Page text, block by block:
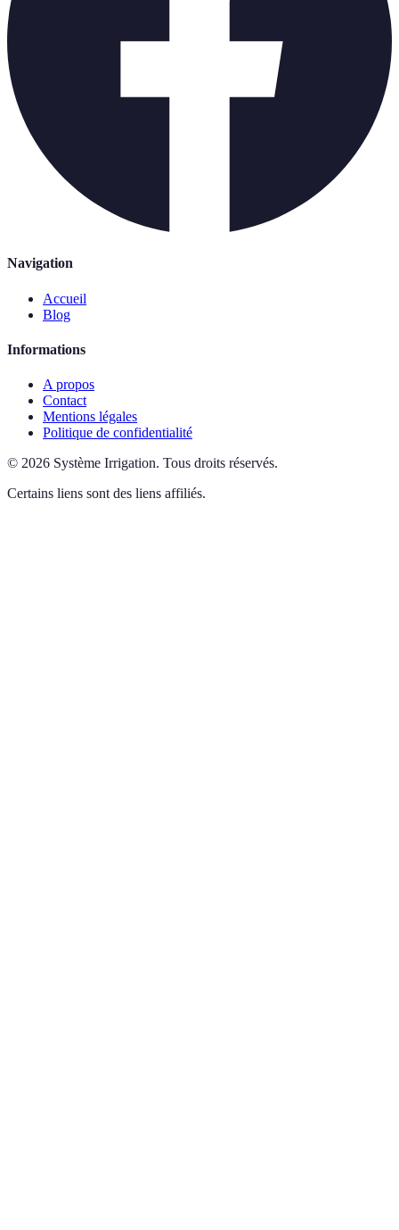
Navigation
Accueil
Blog
Informations
A propos
Contact
Mentions légales
Politique de confidentialité
© 2026 Système Irrigation. Tous droits réservés.
Certains liens sont des liens affiliés.